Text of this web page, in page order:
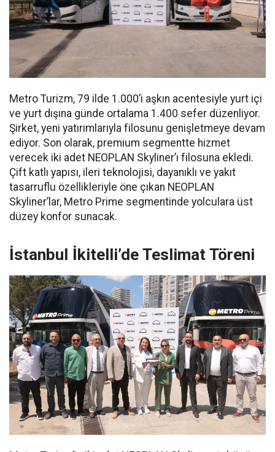
Metro Turizm, 79 ilde 1.000’i aşkın acentesiyle yurt içi
ve yurt dışına günde ortalama 1.400 sefer düzenliyor.
Şirket, yeni yatırımlarıyla filosunu genişletmeye devam
ediyor. Son olarak, premium segmentte hizmet
verecek iki adet NEOPLAN Skyliner’ı filosuna ekledi.
Çift katlı yapısı, ileri teknolojisi, dayanıklı ve yakıt
tasarruflu özellikleriyle öne çıkan NEOPLAN
Skyliner’lar, Metro Prime segmentinde yolculara üst
düzey konfor sunacak.
İstanbul İkitelli’de Teslimat Töreni